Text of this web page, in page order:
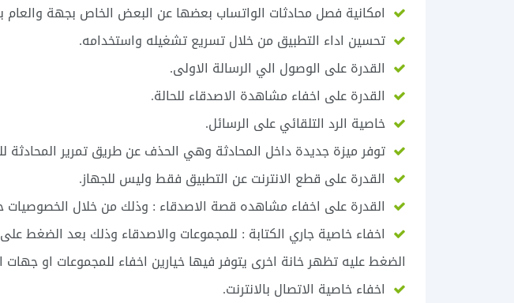
امكانية فصل محادثات الواتساب بعضها عن البعض الخاص بجهة والعام
تحسين اداء التطبيق من خلال تسريع تشغيله واستخدامه.
القدرة على الوصول الي الرسالة الاولى.
القدرة على اخفاء مشاهدة الاصدقاء للحالة.
خاصية الرد التلقائي على الرسائل.
توفر ميزة جديدة داخل المحادثة وهي الحذف عن طريق تمرير المحادثة
القدرة على قطع الانترنت عن التطبيق فقط وليس للجهاز.
القدرة على اخفاء مشاهده قصة الاصدقاء : وذلك من خلال
اخفاء خاصية جاري الكتابة : للمجموعات والاصدقاء وذلك بعد الضغط
الضغط عليه تظهر خانة اخرى يتوفر فيها خيارين اخفاء للمجموعات او جهات
اخفاء خاصية الاتصال بالانترنت.